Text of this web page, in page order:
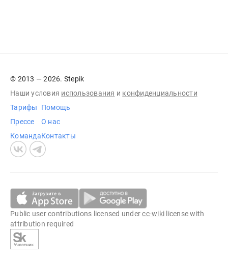
© 2013 — 2026. Stepik
Наши условия использования и конфиденциальности
Тарифы
Прессе
Команда
Помощь
О нас
Контакты
Public user contributions licensed undercc-wiki license with
attribution required